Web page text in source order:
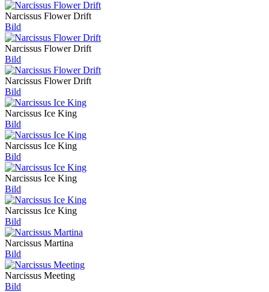
Narcissus Flower Drift
Bild
Narcissus Flower Drift
Bild
Narcissus Flower Drift
Bild
Narcissus Ice King
Bild
Narcissus Ice King
Bild
Narcissus Ice King
Bild
Narcissus Ice King
Bild
Narcissus Martina
Bild
Narcissus Meeting
Bild